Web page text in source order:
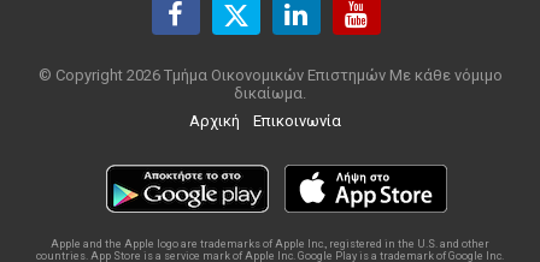
© Copyright 2026 Τμήμα Οικονομικών Επιστημών Με κάθε νόμιμο
δικαίωμα.
Αρχική
Επικοινωνία
Apple and the Apple logo are trademarks of Apple Inc., registered in the U.S. and other
countries. App Store is a service mark of Apple Inc. Google Play is a trademark of Google Inc.